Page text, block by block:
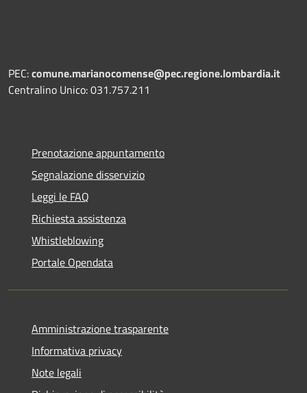
PEC:comune.marianocomense@pec.regione.lombardia.it
Centralino Unico: 031.757.211
Prenotazione appuntamento
Segnalazione disservizio
Leggi le FAQ
Richiesta assistenza
Whistleblowing
Portale Opendata
Amministrazione trasparente
Informativa privacy
Note legali